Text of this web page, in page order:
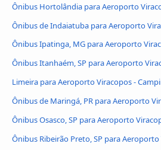
Ônibus Hortolândia para Aeroporto
Ônibus de Indaiatuba para Aeroporto
Ônibus Ipatinga, MG para Aeroporto
Ônibus Itanhaém, SP para Aeroporto
Limeira para Aeroporto Viracopos -
Ônibus de Maringá, PR para Aeroporto
Ônibus Osasco, SP para Aeroporto
Ônibus Ribeirão Preto, SP para